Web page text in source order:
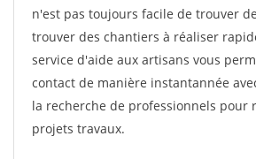
n'est pas toujours facile de trouver
trouver des chantiers à réaliser
service d'aide aux artisans vous
contact de manière instantannée
la recherche de professionnels pour
projets travaux.